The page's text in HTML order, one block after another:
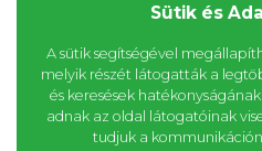
Ettől eltérő
módunkban
ilyen esetben
sms-ben
Sütik és
A sütik segítségével
melyik részét látogatták a
és keresések
adnak az oldal látogatóinak
tudjuk a